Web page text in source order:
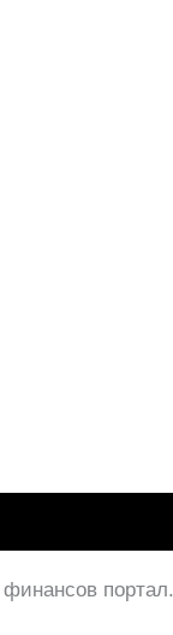
портал.